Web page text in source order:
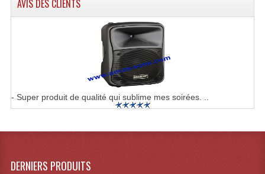
AVIS DES CLIENTS
- Super produit de qualité qui sublime mes soirées. ..
DERNIERS PRODUITS